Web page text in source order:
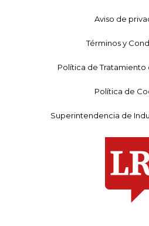
Aviso de
Términos y
Política de Tratamiento
Política de
Superintendencia de